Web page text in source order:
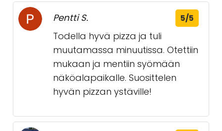
Pentti S. 5/5
Todella hyvä pizza ja tuli
muutamassa minuutissa. Otettiin
mukaan ja mentiin syömään
näköalapaikalle. Suosittelen
hyvän pizzan ystäville!